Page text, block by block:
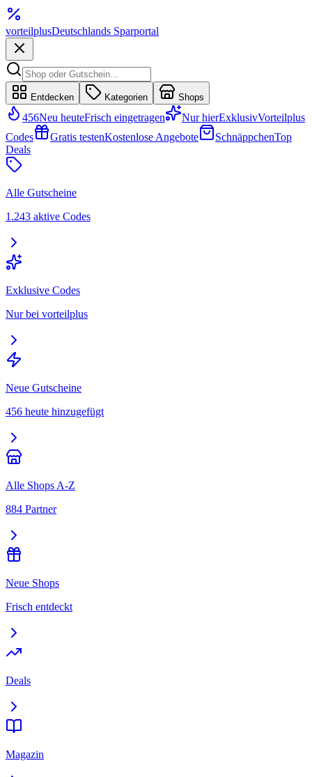
vorteilplusDeutschlands Sparportal
Entdecken Kategorien Shops
456Neu heuteFrisch eingetragen Nur hierExklusivVorteilplus
Codes
Gratis testenKostenlose Angebote SchnäppchenTop
Deals
Alle Gutscheine
1.243 aktive Codes
Exklusive Codes
Nur bei vorteilplus
Neue Gutscheine
456 heute hinzugefügt
Alle Shops A-Z
884 Partner
Neue Shops
Frisch entdeckt
Deals
Magazin